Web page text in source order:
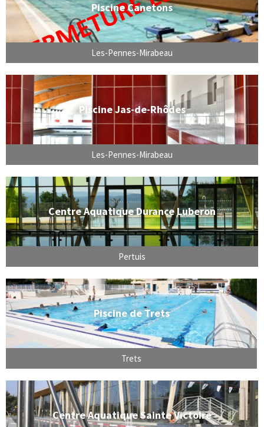
Piscine Canetons
Les-Pennes-Mirabeau
Piscine Jas-de-Rhôdes
Les-Pennes-Mirabeau
Centre Aquatique Durance Luberon
Pertuis
Piscine de Trets
Trets
Centre Aquatique Sainte Victoire